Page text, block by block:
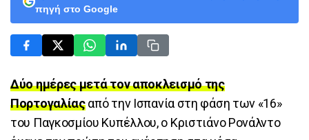
πηγή στο Google
Δύο ημέρες μετά τον αποκλεισμό της
Πορτογαλίαςαπό την Ισπανία στη φάση των «16»
του Παγκοσμίου Κυπέλλου, ο Κριστιάνο Ρονάλντο